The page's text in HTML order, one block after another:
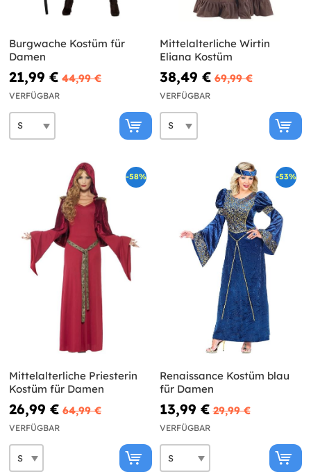
Burgwache Kostüm für
Damen
21,99 € 44,99 €
VERFÜGBAR
Mittelalterliche Wirtin
Eliana Kostüm
38,49 € 69,99 €
VERFÜGBAR
-58%
Mittelalterliche Priesterin
Kostüm für Damen
26,99 € 64,99 €
VERFÜGBAR
-53%
Renaissance Kostüm blau
für Damen
13,99 € 29,99 €
VERFÜGBAR